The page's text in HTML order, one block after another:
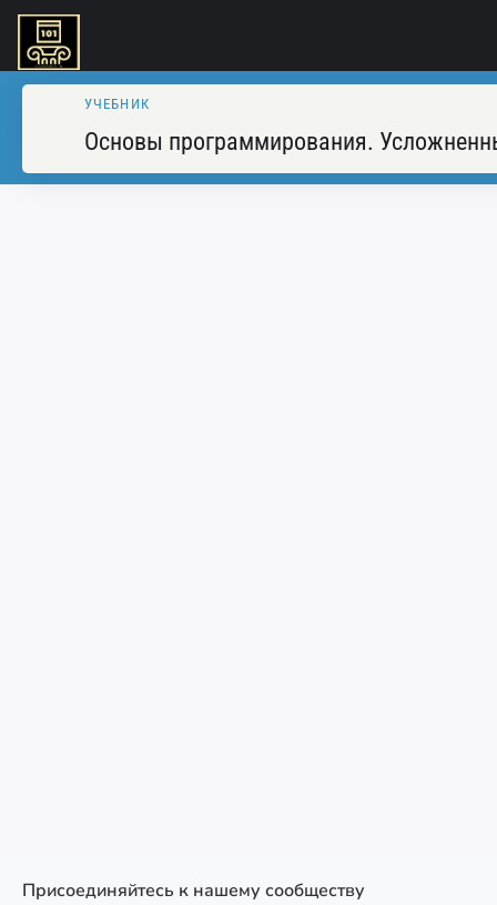
УЧЕБНИК
Основы программирования.
Присоединяйтесь к нашему сообществу